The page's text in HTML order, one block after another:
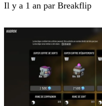
Il y a 1 an par Breakflip